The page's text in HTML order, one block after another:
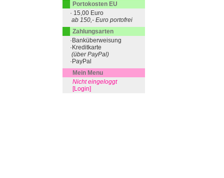
Portokosten EU
· 15,00 Euro
ab 150,- Euro portofrei
Zahlungsarten
·Banküberweisung
·Kreditkarte
(über PayPal)
·PayPal
Mein Menu
Nicht eingeloggt
[Login]